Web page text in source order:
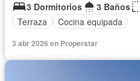
3 Dormitorios
3 Baños
Terraza
Cocina equipada
3 abr 2026 en Properstar